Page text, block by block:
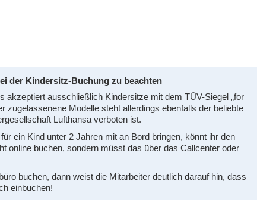
der Kindersitz-Buchung zu beachten
akzeptiert ausschließlich Kindersitze mit dem TÜV-Siegel „for
zugelassenene Modelle steht allerdings ebenfalls der beliebte
Lufthansa verboten ist.
ein Kind unter 2 Jahren mit an Bord bringen, könnt ihr den
online buchen, sondern müsst das über das Callcenter oder
buchen, dann weist die Mitarbeiter deutlich darauf hin, dass
einbuchen!